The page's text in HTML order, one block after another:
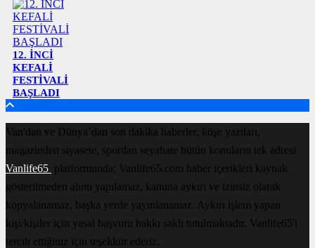
12. İNCİ
KEFALİ
FESTİVALİ
BAŞLADI
Van'dan ve Dünya’dan son dakika haberler, köşe yazıları,
magazinden siyasete, spordan seyahate bütün konuların tek adresi
Vanlife65 platformunda; Vanlife65.com haber içerikleri kaynak
gösterilmeden alıntı yapılamaz, kanuna aykırı ve izinsiz olarak
kopyalanamaz, başka yerde yayınlanamaz. Aykırı işlem yapan
kişi/kişiler için yasal başvuru hakkı saklı tutulmaktadır. Vanlife65'i
tercih ettiğiniz için teşekkür ederiz.